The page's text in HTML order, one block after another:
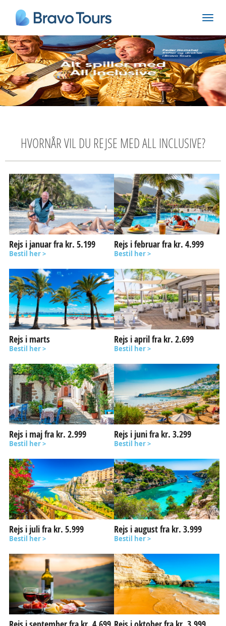
HVORNÅR VIL DU REJSE MED ALL INCLUSIVE?
Rejs i januar fra kr. 5.199
Bestil her >
Rejs i februar fra kr. 4.999
Bestil her >
Rejs i marts
Bestil her >
Rejs i april fra kr. 2.699
Bestil her >
Rejs i maj fra kr. 2.999
Bestil her >
Rejs i juni fra kr. 3.299
Bestil her >
Rejs i juli fra kr. 5.999
Bestil her >
Rejs i august fra kr. 3.999
Bestil her >